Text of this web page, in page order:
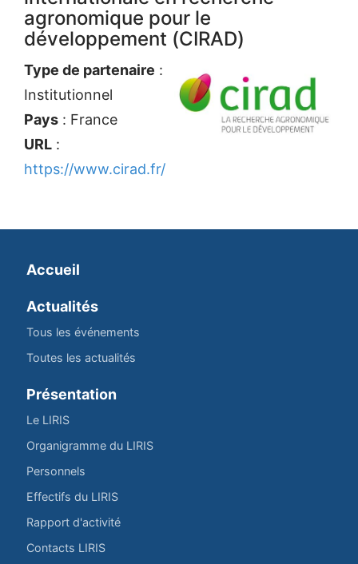
agronomique pour le
développement (CIRAD)
Type de partenaire :
Institutionnel
Pays : France
URL :
https://www.cirad.fr/
Accueil
Actualités
Tous les événements
Toutes les actualités
Présentation
Le LIRIS
Organigramme du LIRIS
Personnels
Effectifs du LIRIS
Rapport d'activité
Contacts LIRIS